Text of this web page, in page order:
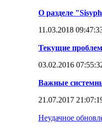
О разделе
11.03.2018
Текущие
03.02.2016
Важные
21.07.2017
Неудачное